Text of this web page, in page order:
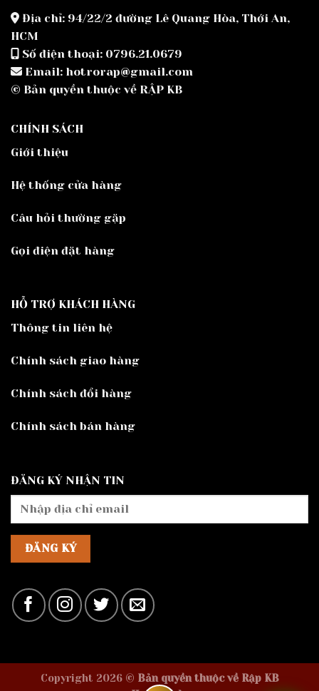
Địa chỉ: 94/22/2 đường Lê Quang Hòa, Thới An,
HCM
Số điện thoại: 0796.21.0679
Email: hotrorap@gmail.com
© Bản quyền thuộc về RẬP KB
CHÍNH SÁCH
Giới thiệu
Hệ thống cửa hàng
Câu hỏi thường gặp
Gọi điện đặt hàng
HỖ TRỢ KHÁCH HÀNG
Thông tin liên hệ
Chính sách giao hàng
Chính sách đổi hàng
Chính sách bán hàng
ĐĂNG KÝ NHẬN TIN
Copyright 2026 © Bản quyền thuộc về Rập KB